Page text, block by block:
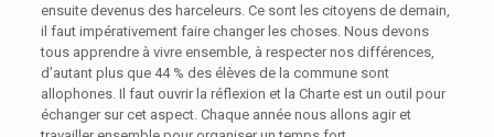
ensuite devenus des harceleurs. Ce sont les citoyens de demain,
il faut impérativement faire changer les choses. Nous devons
tous apprendre à vivre ensemble, à respecter nos différences,
d’autant plus que 44 % des élèves de la commune sont
allophones. Il faut ouvrir la réflexion et la Charte est un outil pour
échanger sur cet aspect. Chaque année nous allons agir et